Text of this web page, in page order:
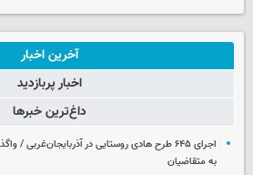
آخرین اخبار
اخبار پربازدید
داغ‌ترین خبرها
به متقاضیان